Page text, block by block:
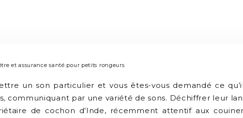
et assurance santé pour petits rongeurs
un son particulier et vous êtes-vous demandé ce
communiquant par une variété de sons. Déchiffrer leur
de cochon d’Inde, récemment attentif aux